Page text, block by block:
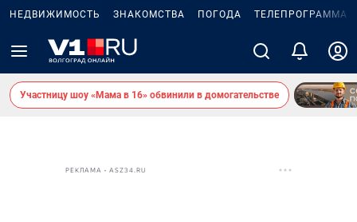
НЕДВИЖИМОСТЬ ЗНАКОМСТВА ПОГОДА ТЕЛЕПРОГРАММА
Участницу шоу «Мама в 16» обвинили в домогательстве
РЕКЛАМА • ASZ34.RU